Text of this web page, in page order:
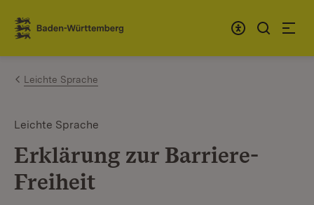
Zum Inhalt springen
Link zur Startseite
Leichte Sprache
Leichte Sprache
Erklärung zur Barriere-
Freiheit